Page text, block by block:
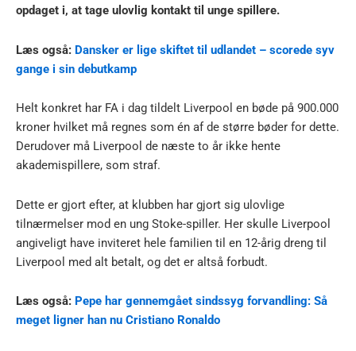
opdaget i, at tage ulovlig kontakt til unge spillere.
Læs også: Dansker er lige skiftet til udlandet – scorede syv
gange i sin debutkamp
Helt konkret har FA i dag tildelt Liverpool en bøde på 900.000
kroner hvilket må regnes som én af de større bøder for dette.
Derudover må Liverpool de næste to år ikke hente
akademispillere, som straf.
Dette er gjort efter, at klubben har gjort sig ulovlige
tilnærmelser mod en ung Stoke-spiller. Her skulle Liverpool
angiveligt have inviteret hele familien til en 12-årig dreng til
Liverpool med alt betalt, og det er altså forbudt.
Læs også: Pepe har gennemgået sindssyg forvandling: Så
meget ligner han nu Cristiano Ronaldo